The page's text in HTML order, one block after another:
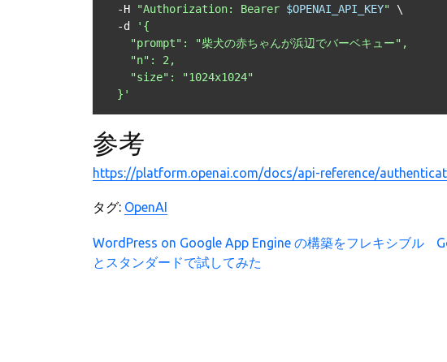
  -H
"Authorization: Bearer $OPENAI_API_KEY" \
  -d
'{
  }'
参考
https://platform.openai.com/docs/api-reference/
タグ: OpenAI
投
稿
WordPress on Google App Engine の構築をフレキシブル
とスタンダードで試してみた